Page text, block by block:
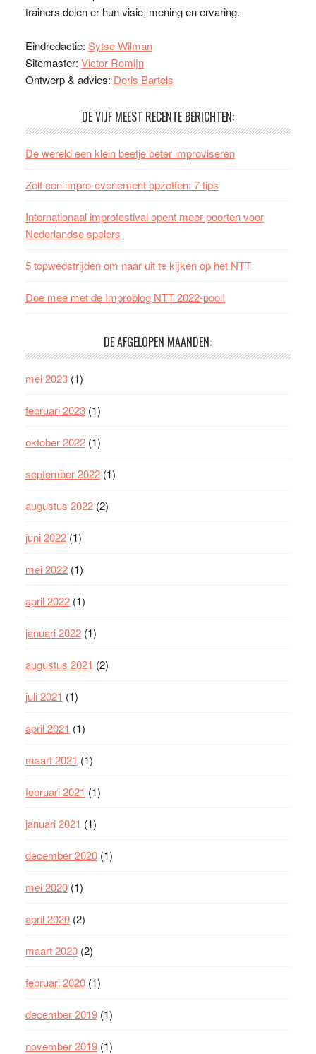
trainers delen er hun visie, mening en ervaring.
Eindredactie: Sytse Wilman
Sitemaster: Victor Romijn
Ontwerp & advies: Doris Bartels
DE VIJF MEEST RECENTE BERICHTEN:
De wereld een klein beetje beter improviseren
Zelf een impro-evenement opzetten: 7 tips
Internationaal improfestival opent meer poorten voor
Nederlandse spelers
5 topwedstrijden om naar uit te kijken op het NTT
Doe mee met de Improblog NTT 2022-pool!
DE AFGELOPEN MAANDEN:
mei 2023(1)
februari 2023(1)
oktober 2022(1)
september 2022(1)
augustus 2022(2)
juni 2022(1)
mei 2022(1)
april 2022(1)
januari 2022(1)
augustus 2021 (2)
juli 2021 (1)
april 2021 (1)
maart 2021 (1)
februari 2021 (1)
januari 2021 (1)
december 2020(1)
mei 2020(1)
april 2020(2)
maart 2020(2)
februari 2020(1)
december 2019(1)
november 2019(1)